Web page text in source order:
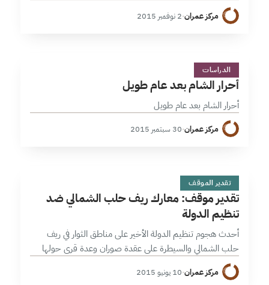
مركز عمران·2 نوفمبر 2015
أ2 دقائق
الدراسات
أحرار الشام بعد عام طويل
أحرار الشام بعد عام طويل
مركز عمران·30 سبتمبر 2015
ت1 دقائق
تقدير الموقف
تقدير موقف: معارك ريف حلب الشمالي ضد
تنظيم الدولة
أحدث هجوم تنظيم الدولة الأخير على مناطق الثوار في ريف
حلب الشمالي والسيطرة على عقدة صوران وعدة قرى حولها
خلال تقدم جيش الفتح على مواقع النظام في إدلب، أوسع
موجة…مركز عمران·10 يونيو 2015